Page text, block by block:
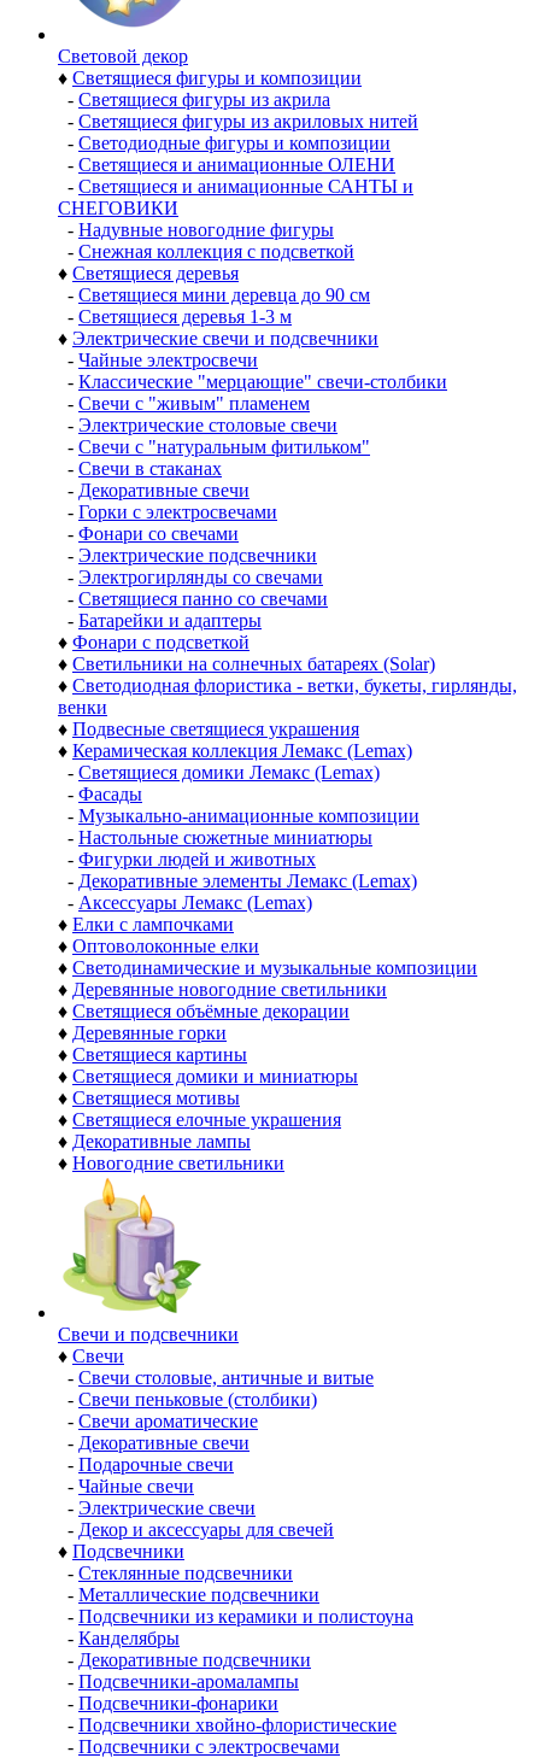
Световой декор
♦ Светящиеся фигуры и композиции
- Светящиеся фигуры из акрила
- Светящиеся фигуры из акриловых нитей
- Светодиодные фигуры и композиции
- Светящиеся и анимационные ОЛЕНИ
- Светящиеся и анимационные САНТЫ и
СНЕГОВИКИ
- Надувные новогодние фигуры
- Снежная коллекция с подсветкой
♦ Светящиеся деревья
- Светящиеся мини деревца до 90 см
- Светящиеся деревья 1-3 м
♦ Электрические свечи и подсвечники
- Чайные электросвечи
- Классические "мерцающие" свечи-столбики
- Свечи с "живым" пламенем
- Электрические столовые свечи
- Свечи с "натуральным фитильком"
- Свечи в стаканах
- Декоративные свечи
- Горки с электросвечами
- Фонари со свечами
- Электрические подсвечники
- Электрогирлянды со свечами
- Светящиеся панно со свечами
- Батарейки и адаптеры
♦ Фонари с подсветкой
♦ Светильники на солнечных батареях (Solar)
♦ Светодиодная флористика - ветки, букеты, гирлянды,
венки
♦ Подвесные светящиеся украшения
♦ Керамическая коллекция Лемакс (Lemax)
- Светящиеся домики Лемакс (Lemax)
- Фасады
- Музыкально-анимационные композиции
- Настольные сюжетные миниатюры
- Фигурки людей и животных
- Декоративные элементы Лемакс (Lemax)
- Аксессуары Лемакс (Lemax)
♦ Елки с лампочками
♦ Оптоволоконные елки
♦ Светодинамические и музыкальные композиции
♦ Деревянные новогодние светильники
♦ Светящиеся объёмные декорации
♦ Деревянные горки
♦ Светящиеся картины
♦ Светящиеся домики и миниатюры
♦ Светящиеся мотивы
♦ Светящиеся елочные украшения
♦ Декоративные лампы
♦ Новогодние светильники
Свечи и подсвечники
♦ Свечи
- Свечи столовые, античные и витые
- Свечи пеньковые (столбики)
- Свечи ароматические
- Декоративные свечи
- Подарочные свечи
- Чайные свечи
- Электрические свечи
- Декор и аксессуары для свечей
♦ Подсвечники
- Стеклянные подсвечники
- Металлические подсвечники
- Подсвечники из керамики и полистоуна
- Канделябры
- Декоративные подсвечники
- Подсвечники-аромалампы
- Подсвечники-фонарики
- Подсвечники хвойно-флористические
- Подсвечники с электросвечами